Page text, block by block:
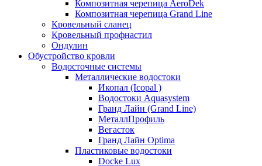
Композитная черепица AeroDek
Композитная черепица Grand Line
Кровельный сланец
Кровельный профнастил
Ондулин
Обустройство кровли
Водосточные системы
Металлические водостоки
Икопал (Icopal )
Водостоки Aquasystem
Гранд Лайн (Grand Line)
МеталлПрофиль
Вегасток
Гранд Лайн Optima
Пластиковые водостоки
Docke Lux